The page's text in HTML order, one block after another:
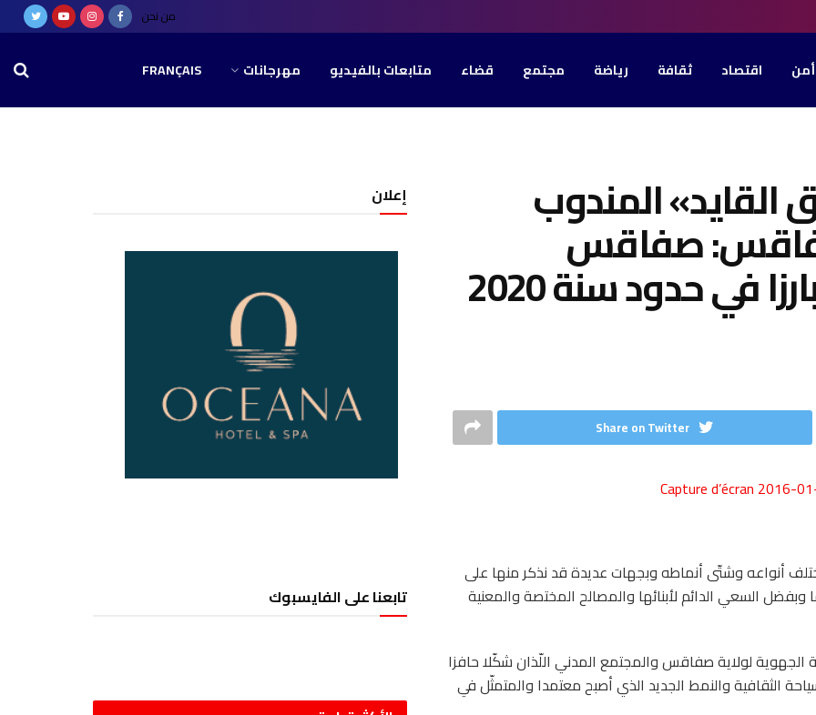
من نحن
أمن اقتصاد ثقافة رياضة مجتمع قضاء متابعات بالفيديو مهرجانات FRANÇAIS
القايد» المندوب
صفاقس
في حدود سنة 2020
Share on Twitter
أنواعه وشتّى أنماطه وبجهات عديدة قد نذكر منها على
السعي الدائم لأبنائها والمصالح المختصة والمعنية
الجهوية لولاية صفاقس والمجتمع المدني اللّذان شكّلا حافزا
الثقافية والنمط الجديد الذي أصبح معتمدا والمتمثّل في
إعلان
تابعنا على الفايسبوك